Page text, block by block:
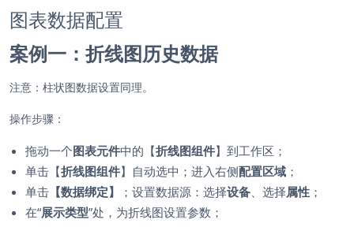
图表数据配置
案例一：折线图历史数据
注意：柱状图数据设置同理。
操作步骤：
拖动一个图表元件中的【折线图组件】到工作区；
单击【折线图组件】自动选中；进入右侧配置区域 ；
单击 【数据绑定】 ；设置数据源：选择设备 、选择属性 ；
在“展示类型”处，为折线图设置参数；